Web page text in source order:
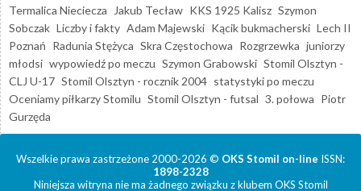
Termalica Nieciecza
Jakub Tecław KKS 1925 Kalisz Szymon
Sobczak Liczby i fakty Adam Majewski Kącik bukmacherski Lech II
Poznań Radunia Stężyca Skra Częstochowa Rozgrzewka juniorzy
młodsi wypowiedź po meczu Szymon Grabowski Stomil Olsztyn -
CLJ U-17 Stomil Olsztyn - rocznik 2004 statystyki po meczu
Oceniamy piłkarzy Stomilu Stomil Olsztyn - futsal 3. połowa Piotr
Gurzęda
Wszelkie prawa zastrzeżone 2000-2026 © OKS Stomil on-line ISSN:
1898-2328
Niniejsza witryna nie ma żadnego związku z klubem OKS Stomil